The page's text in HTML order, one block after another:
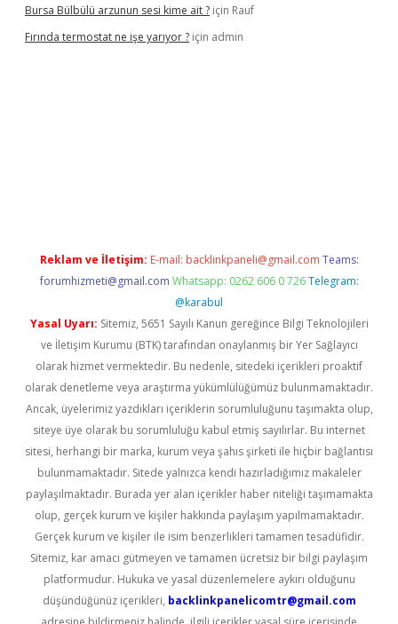
Bursa Bülbülü arzunun sesi kime ait ? için Rauf
Fırında termostat ne işe yarıyor ? için admin
Reklam ve İletişim: E-mail: backlinkpaneli@gmail.com Teams:
forumhizmeti@gmail.com Whatsapp: 0262 606 0 726 Telegram:
@karabul
Yasal Uyarı: Sitemiz, 5651 Sayılı Kanun gereğince Bilgi Teknolojileri
ve İletişim Kurumu (BTK) tarafından onaylanmış bir Yer Sağlayıcı
olarak hizmet vermektedir. Bu nedenle, sitedeki içerikleri proaktif
olarak denetleme veya araştırma yükümlülüğümüz bulunmamaktadır.
Ancak, üyelerimiz yazdıkları içeriklerin sorumluluğunu taşımakta olup,
siteye üye olarak bu sorumluluğu kabul etmiş sayılırlar. Bu internet
sitesi, herhangi bir marka, kurum veya şahıs şirketi ile hiçbir bağlantısı
bulunmamaktadır. Sitede yalnızca kendi hazırladığımız makaleler
paylaşılmaktadır. Burada yer alan içerikler haber niteliği taşımamakta
olup, gerçek kurum ve kişiler hakkında paylaşım yapılmamaktadır.
Gerçek kurum ve kişiler ile isim benzerlikleri tamamen tesadüfidir.
Sitemiz, kar amacı gütmeyen ve tamamen ücretsiz bir bilgi paylaşım
platformudur. Hukuka ve yasal düzenlemelere aykırı olduğunu
düşündüğünüz içerikleri, backlinkpanelicomtr@gmail.com